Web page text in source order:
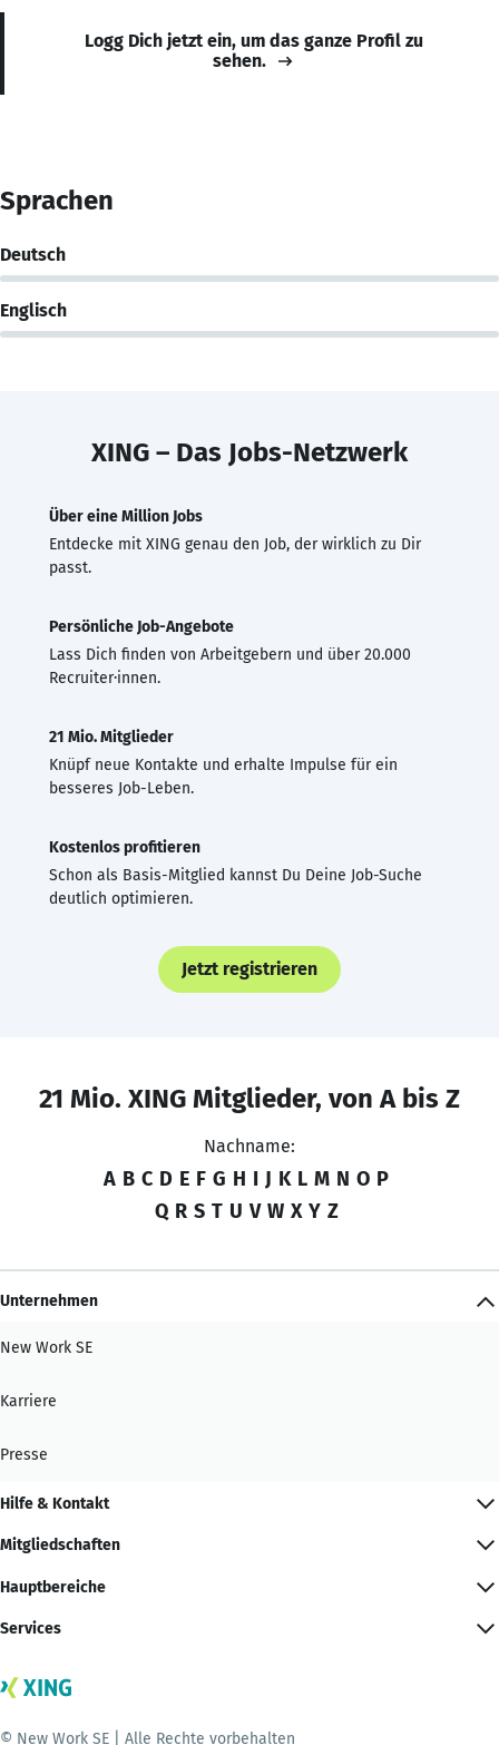
Logg Dich jetzt ein, um das ganze Profil zu
sehen.
Sprachen
Deutsch
Englisch
XING – Das Jobs-Netzwerk
Über eine Million Jobs
Entdecke mit XING genau den Job, der wirklich zu Dir
passt.
Persönliche Job-Angebote
Lass Dich finden von Arbeitgebern und über 20.000
Recruiter·innen.
21 Mio. Mitglieder
Knüpf neue Kontakte und erhalte Impulse für ein
besseres Job-Leben.
Kostenlos profitieren
Schon als Basis-Mitglied kannst Du Deine Job-Suche
deutlich optimieren.
Jetzt registrieren
21 Mio. XING Mitglieder, von A bis Z
Nachname:
A B C D E F G H I J K L M N O P
Q R S T U V W X Y Z
Unternehmen
New Work SE
Karriere
Presse
Hilfe & Kontakt
Mitgliedschaften
Hauptbereiche
Services
© New Work SE | Alle Rechte vorbehalten